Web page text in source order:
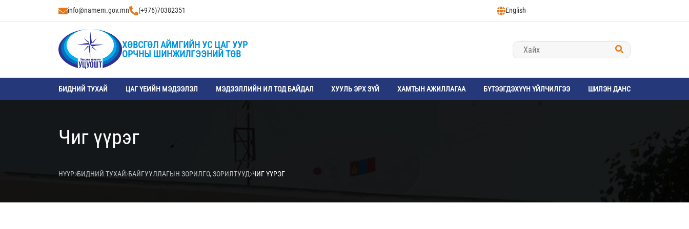
info@namem.gov.mn (+976)70382351 English
ХӨВСГӨЛ АЙМГИЙН УС ЦАГ УУР
ОРЧНЫ ШИНЖИЛГЭЭНИЙ ТӨВ
БИДНИЙ ТУХАЙ ЦАГ ҮЕИЙН МЭДЭЭЛЭЛ МЭДЭЭЛЛИЙН ИЛ ТОД БАЙДАЛ ХУУЛЬ ЭРХ ЗҮЙ ХАМТЫН АЖИЛЛАГАА БҮТЭЭГДЭХҮҮН ҮЙЛЧИЛГЭЭ ШИЛЭН ДАНС
Чиг үүрэг
НҮҮР БИДНИЙ ТУХАЙ БАЙГУУЛЛАГЫН ЗОРИЛГО, ЗОРИЛТУУД ЧИГ ҮҮРЭГ